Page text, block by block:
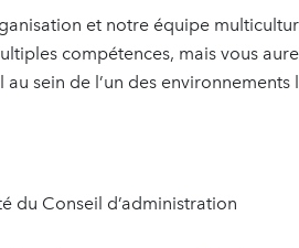
et notre équipe
compétences, mais vous
au sein de l’un des
du Conseil d’administration